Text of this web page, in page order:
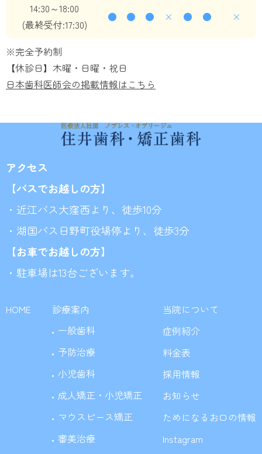
14:30～18:00
(最終受付:17:30)
● ● ● × ● ● ×
※完全予約制
【休診日】木曜・日曜・祝日
日本歯科医師会の掲載情報はこちら
アクセス
【バスでお越しの方】
・近江バス大窪西より、徒歩10分
・湖国バス日野町役場停より、徒歩3分
【お車でお越しの方】
・駐車場は13台ございます。
HOME
診療案内
一般歯科
予防治療
小児歯科
成人矯正・小児矯正
マウスピース矯正
審美治療
当院について
症例紹介
料金表
採用情報
お知らせ
ためになるお口の情報
Instagram